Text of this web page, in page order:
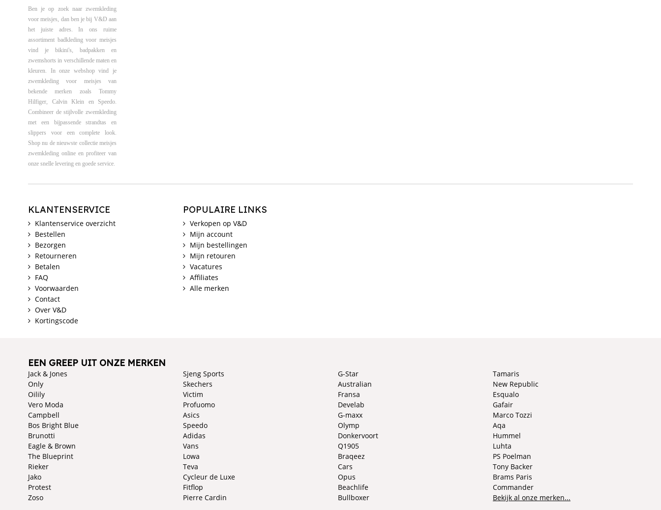
Ben je op zoek naar zwemkleding
voor meisjes, dan ben je bij V&D aan
het juiste adres. In ons ruime
assortiment badkleding voor meisjes
vind je bikini's, badpakken en
zwemshorts in verschillende maten en
kleuren. In onze webshop vind je
zwemkleding voor meisjes van
bekende merken zoals Tommy
Hilfiger, Calvin Klein en Speedo.
Combineer de stijlvolle zwemkleding
met een bijpassende strandtas en
slippers voor een complete look.
Shop nu de nieuwste collectie meisjes
zwemkleding online en profiteer van
onze snelle levering en goede service.
KLANTENSERVICE
Klantenservice overzicht
Bestellen
Bezorgen
Retourneren
Betalen
FAQ
Voorwaarden
Contact
Over V&D
Kortingscode
POPULAIRE LINKS
Verkopen op V&D
Mijn account
Mijn bestellingen
Mijn retouren
Vacatures
Affiliates
Alle merken
EEN GREEP UIT ONZE MERKEN
Jack & Jones
Only
Oilily
Vero Moda
Campbell
Bos Bright Blue
Brunotti
Eagle & Brown
The Blueprint
Rieker
Jako
Protest
Zoso
Sjeng Sports
Skechers
Victim
Profuomo
Asics
Speedo
Adidas
Vans
Lowa
Teva
Cycleur de Luxe
Fitflop
Pierre Cardin
G-Star
Australian
Fransa
Develab
G-maxx
Olymp
Donkervoort
Q1905
Braqeez
Cars
Opus
Beachlife
Bullboxer
Tamaris
New Republic
Esqualo
Gafair
Marco Tozzi
Aqa
Hummel
Luhta
PS Poelman
Tony Backer
Brams Paris
Commander
Bekijk al onze merken...